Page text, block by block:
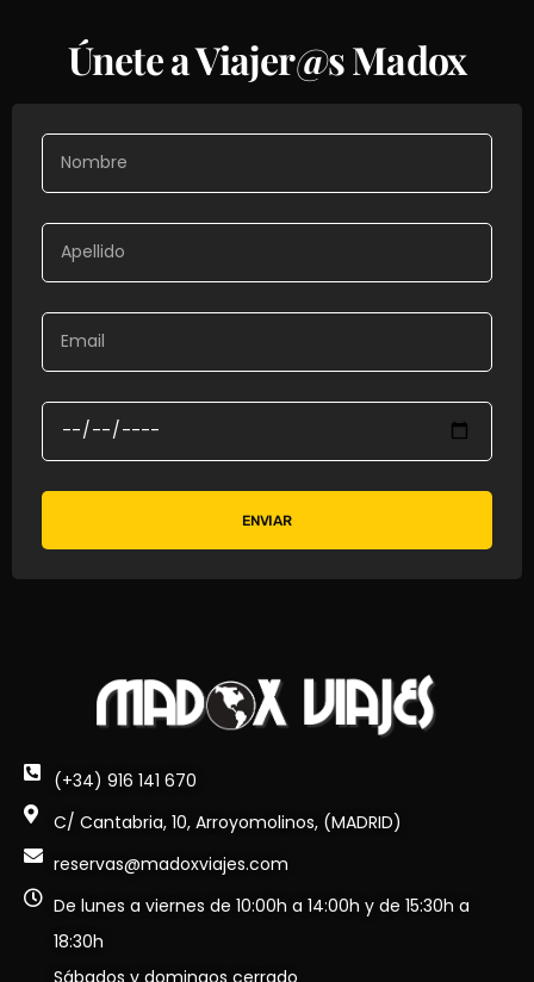
Únete a Viajer@s Madox
ENVIAR
(+34) 916 141 670
C/ Cantabria, 10, Arroyomolinos, (MADRID)
reservas@madoxviajes.com
De lunes a viernes de 10:00h a 14:00h y de 15:30h a
18:30h